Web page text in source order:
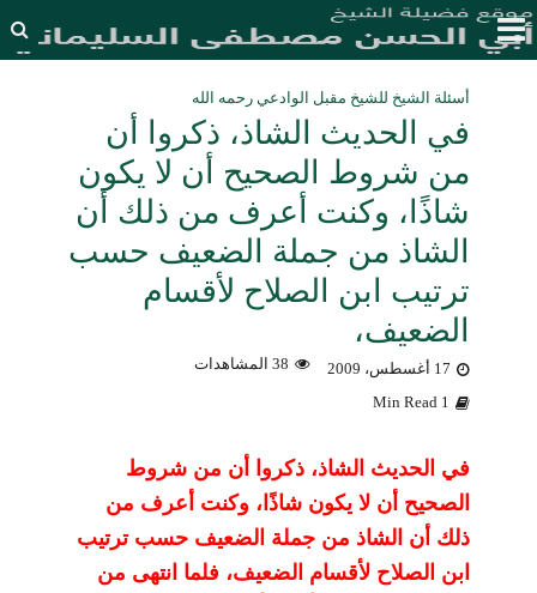
أسئلة الشيخ للشيخ مقبل الوادعي رحمه الله
في الحديث الشاذ، ذكروا أن
من شروط الصحيح أن لا يكون
شاذًا، وكنت أعرف من ذلك أن
الشاذ من جملة الضعيف حسب
ترتيب ابن الصلاح لأقسام
الضعيف،
17 أغسطس، 2009 38 المشاهدات
1 Min Read
في الحديث الشاذ، ذكروا أن من شروط
الصحيح أن لا يكون شاذًا، وكنت أعرف من
ذلك أن الشاذ من جملة الضعيف حسب ترتيب
ابن الصلاح لأقسام الضعيف، فلما انتهى من